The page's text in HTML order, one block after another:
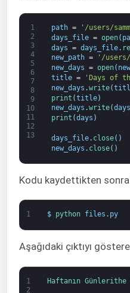
1
2
3
4
5
6
7
8
9
10
11
12
13
path =
'/users/
days_file = open(
days = days_file.
new_path =
'/users/
new_days = open(
title =
'Days of
new_days .write(
print (title)
new_days .write(days
print (days )
days_file. close( )
new_days . close( )
Kodu kaydettikten sonra
1 $ python files . py
Aşağıdaki çıktıyı
1
2
Haftanın Günlerithe